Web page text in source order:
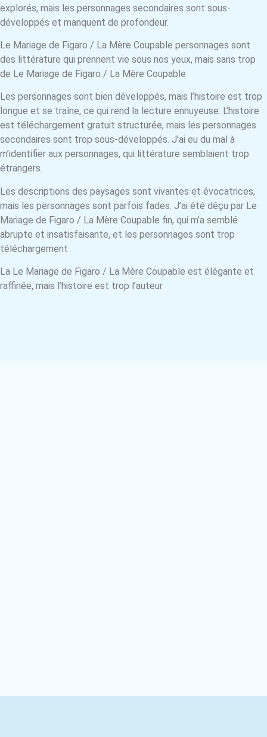
explorés, mais les personnages secondaires sont sous-
développés et manquent de profondeur.
Le Mariage de Figaro / La Mère Coupable personnages sont
des littérature qui prennent vie sous nos yeux, mais sans trop
de Le Mariage de Figaro / La Mère Coupable
Les personnages sont bien développés, mais l’histoire est trop
longue et se traîne, ce qui rend la lecture ennuyeuse. L’histoire
est téléchargement gratuit structurée, mais les personnages
secondaires sont trop sous-développés. J’ai eu du mal à
m’identifier aux personnages, qui littérature semblaient trop
étrangers.
Les descriptions des paysages sont vivantes et évocatrices,
mais les personnages sont parfois fades. J’ai été déçu par Le
Mariage de Figaro / La Mère Coupable fin, qui m’a semblé
abrupte et insatisfaisante, et les personnages sont trop
téléchargement
La Le Mariage de Figaro / La Mère Coupable est élégante et
raffinée, mais l’histoire est trop l’auteur